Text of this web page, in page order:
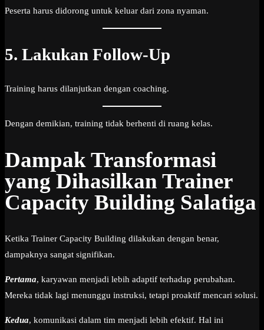
Peserta harus didorong untuk keluar dari zona nyaman.
5. Lakukan Follow-Up
Training harus dilanjutkan dengan coaching.
Dengan demikian, training tidak berhenti di ruang kelas.
Dampak Transformasi
yang Dihasilkan Trainer
Capacity Building Salatiga
Ketika Trainer Capacity Building dilakukan dengan benar,
dampaknya sangat signifikan.
Pertama, karyawan menjadi lebih adaptif terhadap perubahan.
Mereka tidak lagi menunggu instruksi, tetapi proaktif mencari solusi.
Kedua, komunikasi dalam tim menjadi lebih efektif. Hal ini